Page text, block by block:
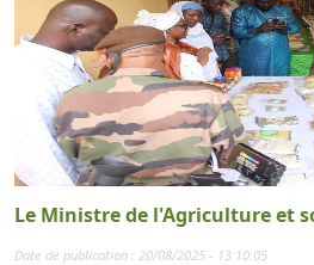
Le Ministre de l'Agriculture et
Date de publication : 20/08/2025 - 13:10:05